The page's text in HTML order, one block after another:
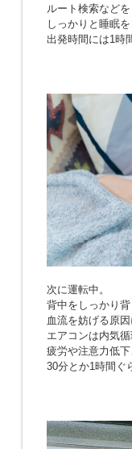
ルート検索など
しっかりと睡眠
出発時間には1時
次に運転中。
背中をしっかり
血流を妨げる原
エアコンは内気
疲労や注意力低
30分とか1時間ぐ